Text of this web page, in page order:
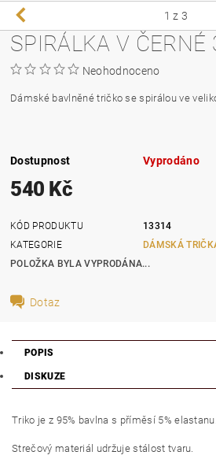
1 z 3
SPIRÁLKA V ČERNÉ
Neohodnoceno
Dámské bavlněné tričko se spirálou ve
Dostupnost Vyprodáno
540 Kč
KÓD PRODUKTU
13314
KATEGORIE
DÁMSKÁ
POLOŽKA BYLA VYPRODÁNA...
Dotaz
POPIS
DISKUZE
Triko je z 95% bavlna s příměsí 5% elastanu.
Strečový materiál udržuje stálost tvaru.